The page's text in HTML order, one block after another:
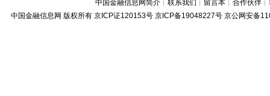
中国金融信息网简介 ┊联系我们 ┊ 留言本 ┊合作伙伴 ┊
中国金融信息网 版权所有 京ICP证120153号 京ICP备19048227号 京公网安备